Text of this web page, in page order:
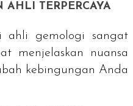
AHLI TERPERCAYA
ahli gemologi sangat
menjelaskan nuansa
kebingungan Anda